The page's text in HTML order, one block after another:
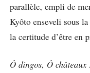
parallèle, empli de
Kyôto enseveli sous
la certitude d’être en
Ô dingos, Ô châteaux